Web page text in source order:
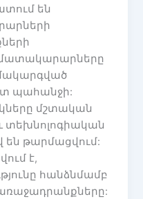
են
մատակարարները
պահանջի:
մշտական
տեխնոլոգիական
են թարմացվում:
է,
հանձնմամբ